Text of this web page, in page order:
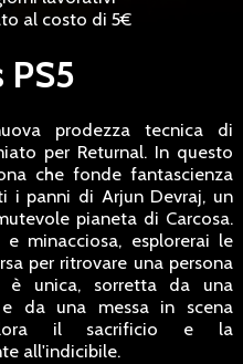
al costo di 5€
PS5
prodezza tecnica di
per Returnal. In questo
che fonde fantascienza
i panni di Arjun Devraj, un
pianeta di Carcosa.
minacciosa, esplorerai le
per ritrovare una persona
è unica, sorretta da una
da una messa in scena
il sacrificio e la
all'indicibile.